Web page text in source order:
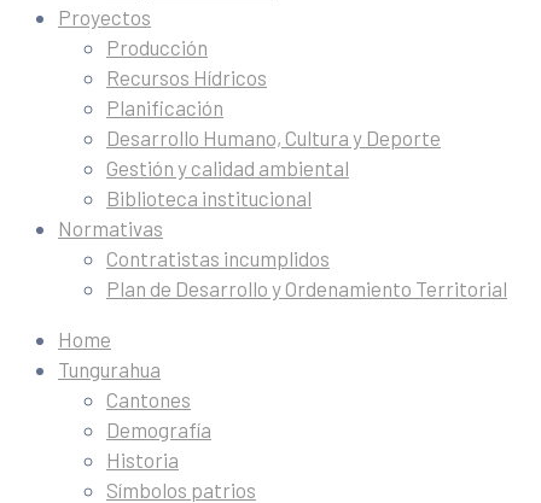
Proyectos
Producción
Recursos Hídricos
Planificación
Desarrollo Humano, Cultura y Deporte
Gestión y calidad ambiental
Biblioteca institucional
Normativas
Contratistas incumplidos
Plan de Desarrollo y Ordenamiento Territorial
Home
Tungurahua
Cantones
Demografía
Historia
Símbolos patrios